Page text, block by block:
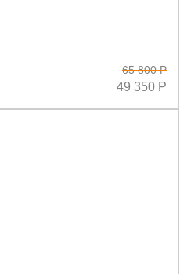
65 800 Р
49 350 Р